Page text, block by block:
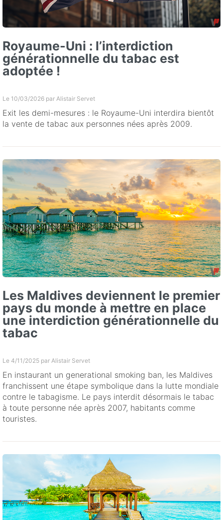
Royaume-Uni : l’interdiction
générationnelle du tabac est
adoptée !
Le 10/03/2026 par Alistair Servet
Exit les demi-mesures : le Royaume-Uni interdira bientôt
la vente de tabac aux personnes nées après 2009.
Les Maldives deviennent le premier
pays du monde à mettre en place
une interdiction générationnelle du
tabac
Le 4/11/2025 par Alistair Servet
En instaurant un generational smoking ban, les Maldives
franchissent une étape symbolique dans la lutte mondiale
contre le tabagisme. Le pays interdit désormais le tabac
à toute personne née après 2007, habitants comme
touristes.